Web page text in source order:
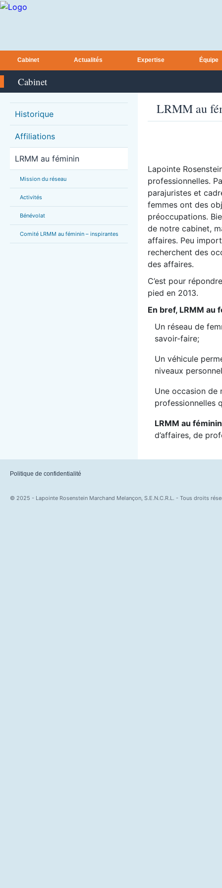
Cabinet Actualités Expertise Équipe
Cabinet
Historique
Affiliations
LRMM au féminin
Mission du réseau
Activités
Bénévolat
Comité LRMM au féminin – inspirantes
LRMM au
Lapointe
professionnelles.
parajuristes et
femmes ont des
préoccupations.
de notre cabinet,
affaires. Peu
recherchent des
des affaires.
C’est pour
pied en 2013.
En bref, LRMM au
Un réseau de
savoir-faire;
Un véhicule
niveaux
Une occasion de
professionnelles
LRMM au féminin
d’affaires, de
Politique de confidentialité
© 2025 - Lapointe Rosenstein Marchand Melançon, S.E.N.C.R.L. - Tous droits